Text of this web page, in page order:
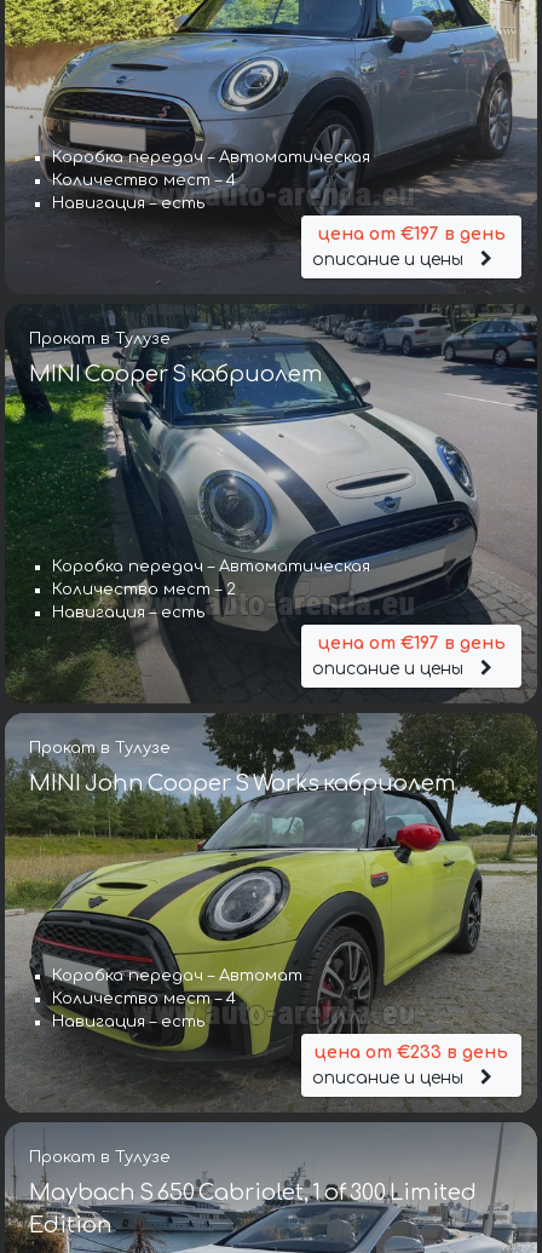
Коробка передач – Автоматическая
Количество мест – 4
Навигация – есть
цена от €197 в день
описание и цены
Прокат в Тулузе
MINI Cooper S кабриолет
Коробка передач – Автоматическая
Количество мест – 2
Навигация – есть
цена от €197 в день
описание и цены
Прокат в Тулузе
MINI John Cooper S Works кабриолет
Коробка передач – Автомат
Количество мест – 4
Навигация – есть
цена от €233 в день
описание и цены
Прокат в Тулузе
Maybach S 650 Cabriolet, 1 of 300 Limited
Edition